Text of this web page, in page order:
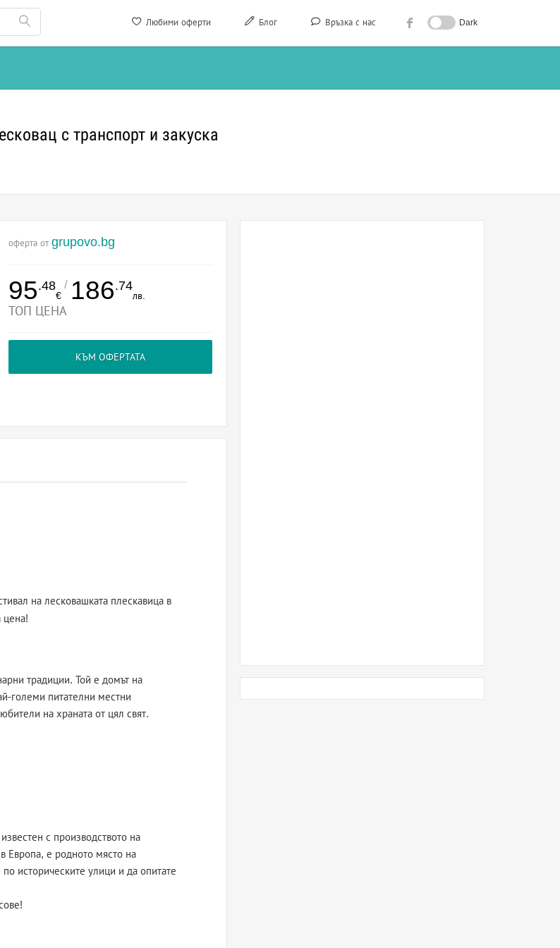
Любими оферти Блог Връзка с нас Dark
с транспорт и закуска
оферта от grupovo.bg
95.48
€
/ 186.74
лв.
ТОП ЦЕНА
КЪМ ОФЕРТАТА
на лесковашката плескавица в
цена!
традиции. Той е домът на
големи питателни местни
на храната от цял свят.
с производството на
Европа, е родното място на
историческите улици и да опитате